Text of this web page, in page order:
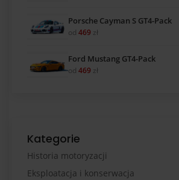
Porsche Cayman S GT4-Pack
od 469 zł
Ford Mustang GT4-Pack
od 469 zł
Kategorie
Historia motoryzacji
Eksploatacja i konserwacja